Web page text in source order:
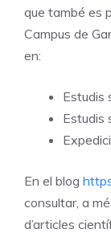
que també es
Campus de
en:
Estudis
Estudis
En el blog
consultar, a
d’articles